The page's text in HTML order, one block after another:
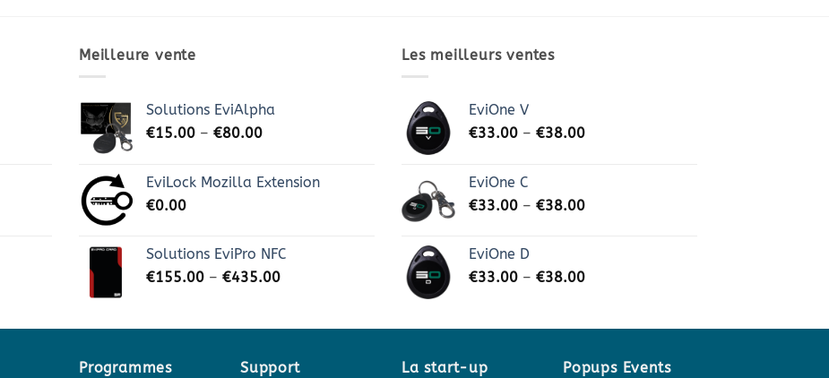
Meilleure vente
Solutions EviAlpha
€15.00 – €80.00
EviLock Mozilla Extension
€0.00
Solutions EviPro NFC
€155.00 – €435.00
Les meilleurs ventes
EviOne V
€33.00 – €38.00
EviOne C
€33.00 – €38.00
EviOne D
€33.00 – €38.00
Programmes Support La start-up Popups Events